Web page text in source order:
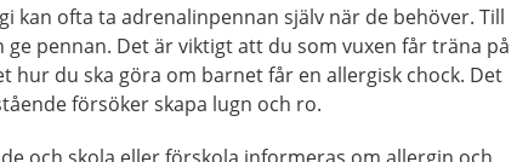
kan ofta ta adrenalinpennan själv när de behöver. Till
ge pennan. Det är viktigt att du som vuxen får träna på
hur du ska göra om barnet får en allergisk chock. Det
försöker skapa lugn och ro.